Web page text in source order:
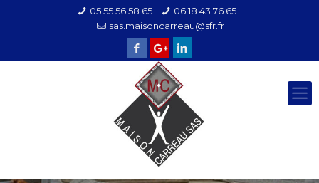
05 55 56 58 65
06 18 43 76 65
sas.maisoncarreau@sfr.fr